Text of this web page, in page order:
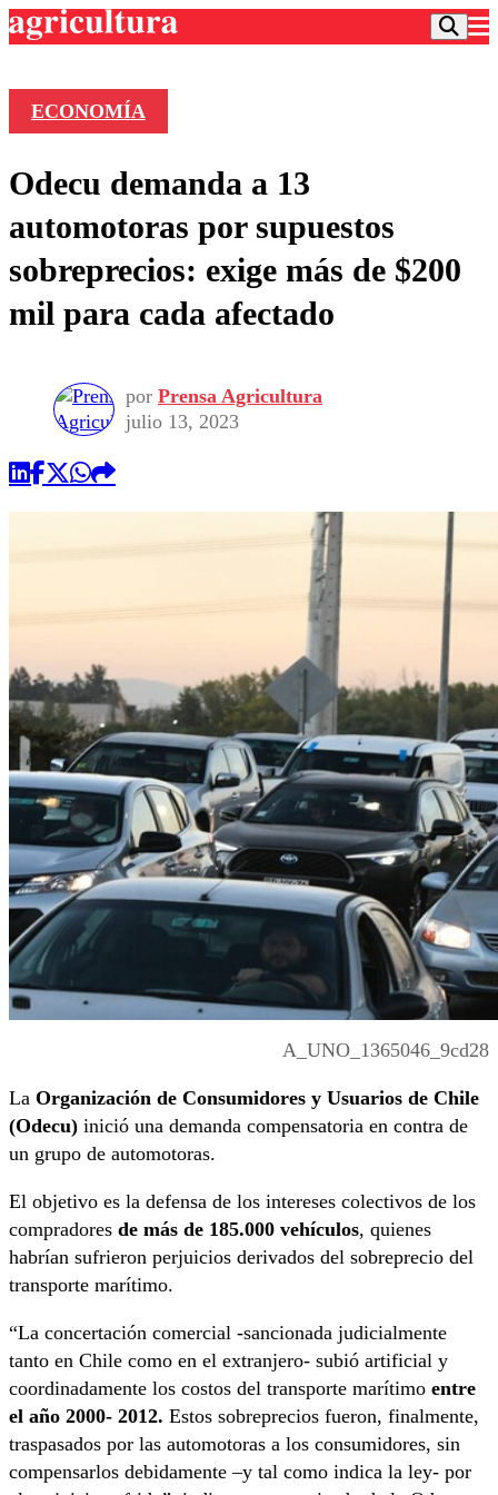
Frecuencias
Deportes
Colo Colo
Motor
Torneo Internacional
Torneo Nacional
Entretención
Noticias
Internacional
Nacional
Vida Social
Programas
Comercial
ECONOMÍA
Odecu demanda a 13
automotoras por supuestos
sobreprecios: exige más de $200
mil para cada afectado
por Prensa Agricultura
julio 13, 2023
A_UNO_1365046_9cd28
La Organización de Consumidores y Usuarios de Chile
(Odecu) inició una demanda compensatoria en contra de
un grupo de automotoras.
El objetivo es la defensa de los intereses colectivos de los
compradores de más de 185.000 vehículos, quienes
habrían sufrieron perjuicios derivados del sobreprecio del
transporte marítimo.
“La concertación comercial -sancionada judicialmente
tanto en Chile como en el extranjero- subió artificial y
coordinadamente los costos del transporte marítimo entre
el año 2000- 2012. Estos sobreprecios fueron, finalmente,
traspasados por las automotoras a los consumidores, sin
compensarlos debidamente –y tal como indica la ley- por